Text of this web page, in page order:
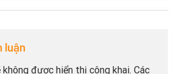
luận
không được hiển thị công khai. Các